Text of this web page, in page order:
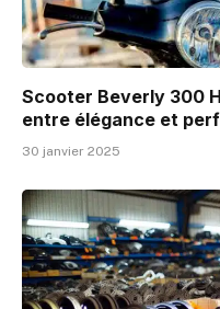
Scooter Beverly 300
entre élégance et
30 janvier 2025